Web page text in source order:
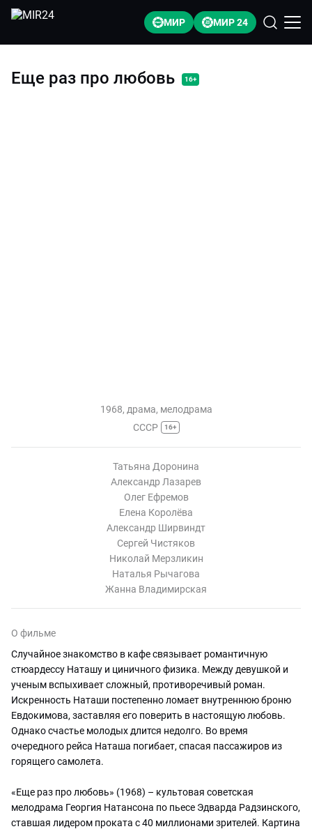
МИР МИР 24
Еще раз про любовь 16+
1968, драма, мелодрама
СССР
16+
Татьяна Доронина
Александр Лазарев
Олег Ефремов
Елена Королёва
Александр Ширвиндт
Сергей Чистяков
Николай Мерзликин
Наталья Рычагова
Жанна Владимирская
О фильме
Случайное знакомство в кафе связывает романтичную
стюардессу Наташу и циничного физика. Между девушкой и
ученым вспыхивает сложный, противоречивый роман.
Искренность Наташи постепенно ломает внутреннюю броню
Евдокимова, заставляя его поверить в настоящую любовь.
Однако счастье молодых длится недолго. Во время
очередного рейса Наташа погибает, спасая пассажиров из
горящего самолета.
«Еще раз про любовь» (1968) – культовая советская
мелодрама Георгия Натансона по пьесе Эдварда Радзинского,
ставшая лидером проката с 40 миллионами зрителей. Картина